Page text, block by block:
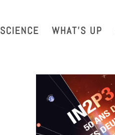
SCIENCE WHAT’S UP